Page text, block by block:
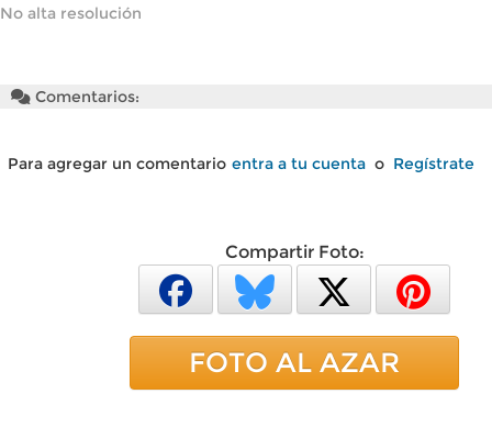
No alta resolución
Comentarios:
Para agregar un comentario entra a tu cuenta o Regístrate
Compartir Foto:
FOTO AL AZAR